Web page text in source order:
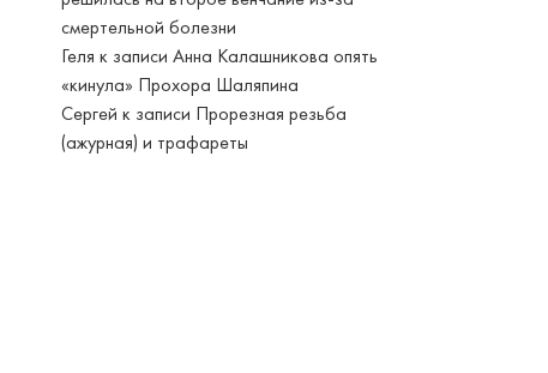
смертельной болезни
Геля к записиАнна Калашникова опять
«кинула» Прохора Шаляпина
Сергей к записи Прорезная резьба
(ажурная) и трафареты